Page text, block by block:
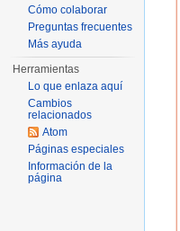
Cómo colaborar
Preguntas frecuentes
Más ayuda
Herramientas
Lo que enlaza aquí
Cambios
relacionados
Atom
Páginas especiales
Información de la
página